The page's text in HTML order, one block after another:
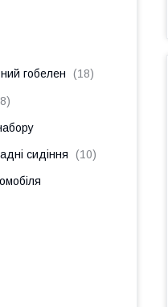
гобелен 18
8
сидіння 10